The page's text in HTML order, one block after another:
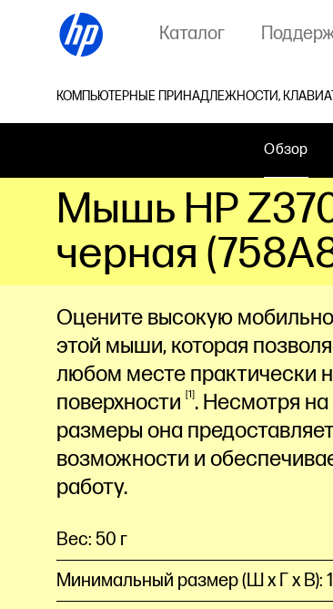
Каталог
КОМПЬЮТЕРНЫЕ ПРИНАДЛЕЖНОСТИ,
Обзор
Мышь HP
черная
Оцените высокую
этой мыши, которая
любом месте практически
поверхности
1 . Несмотря
размеры она
возможности и
работу.
Вес: 50 г
Минимальный размер (Ш x Г x В):